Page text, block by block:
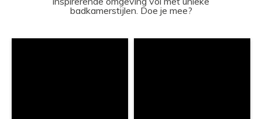
badkamerstijlen. Doe je mee?